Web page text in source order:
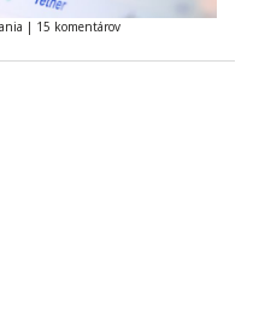
| 15 komentárov